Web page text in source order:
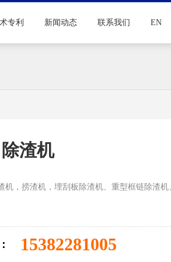
专利 新闻动态 联系我们 EN
渣机
机，捞渣机，埋刮板除渣机、重型框链除渣
15382281005